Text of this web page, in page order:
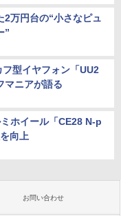
2万円台の“小さなピュ
”
型イヤフォン「UU2
マニアが語る
ホイール「CE28 N-p
向上
お問い合わせ